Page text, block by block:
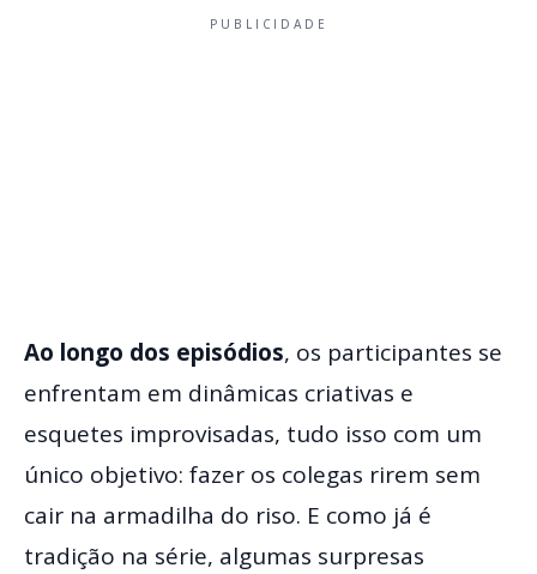
PUBLICIDADE
Ao longo dos episódios, os participantes se
enfrentam em dinâmicas criativas e
esquetes improvisadas, tudo isso com um
único objetivo: fazer os colegas rirem sem
cair na armadilha do riso. E como já é
tradição na série, algumas surpresas